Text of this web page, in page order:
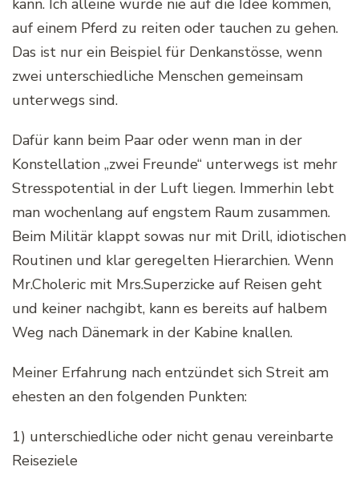
kann. Ich alleine würde nie auf die Idee kommen,
auf einem Pferd zu reiten oder tauchen zu gehen.
Das ist nur ein Beispiel für Denkanstösse, wenn
zwei unterschiedliche Menschen gemeinsam
unterwegs sind.
Dafür kann beim Paar oder wenn man in der
Konstellation „zwei Freunde“ unterwegs ist mehr
Stresspotential in der Luft liegen. Immerhin lebt
man wochenlang auf engstem Raum zusammen.
Beim Militär klappt sowas nur mit Drill, idiotischen
Routinen und klar geregelten Hierarchien. Wenn
Mr.Choleric mit Mrs.Superzicke auf Reisen geht
und keiner nachgibt, kann es bereits auf halbem
Weg nach Dänemark in der Kabine knallen.
Meiner Erfahrung nach entzündet sich Streit am
ehesten an den folgenden Punkten:
1) unterschiedliche oder nicht genau vereinbarte
Reiseziele